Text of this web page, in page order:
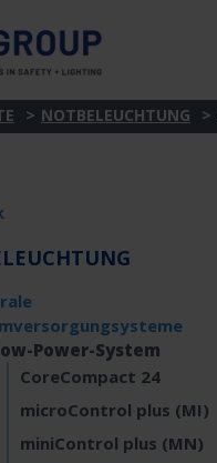
NOTBELEUCHTUNG
Power-System
CoreCompact 24
microControl plus (MI)
miniControl plus (MN)